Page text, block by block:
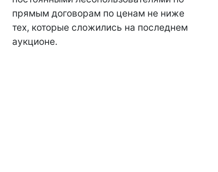
прямым договорам по ценам не ниже
тех, которые сложились на последнем
аукционе.